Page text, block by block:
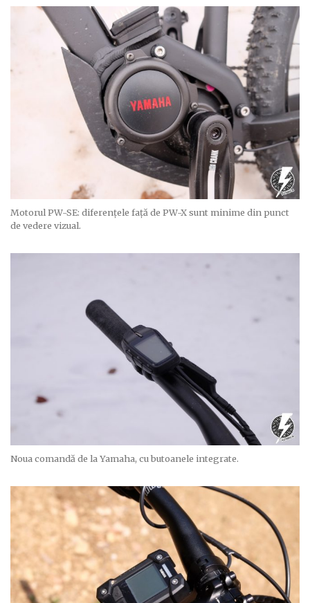
Motorul PW-SE: diferențele față de PW-X sunt minime din punct
de vedere vizual.
Noua comandă de la Yamaha, cu butoanele integrate.